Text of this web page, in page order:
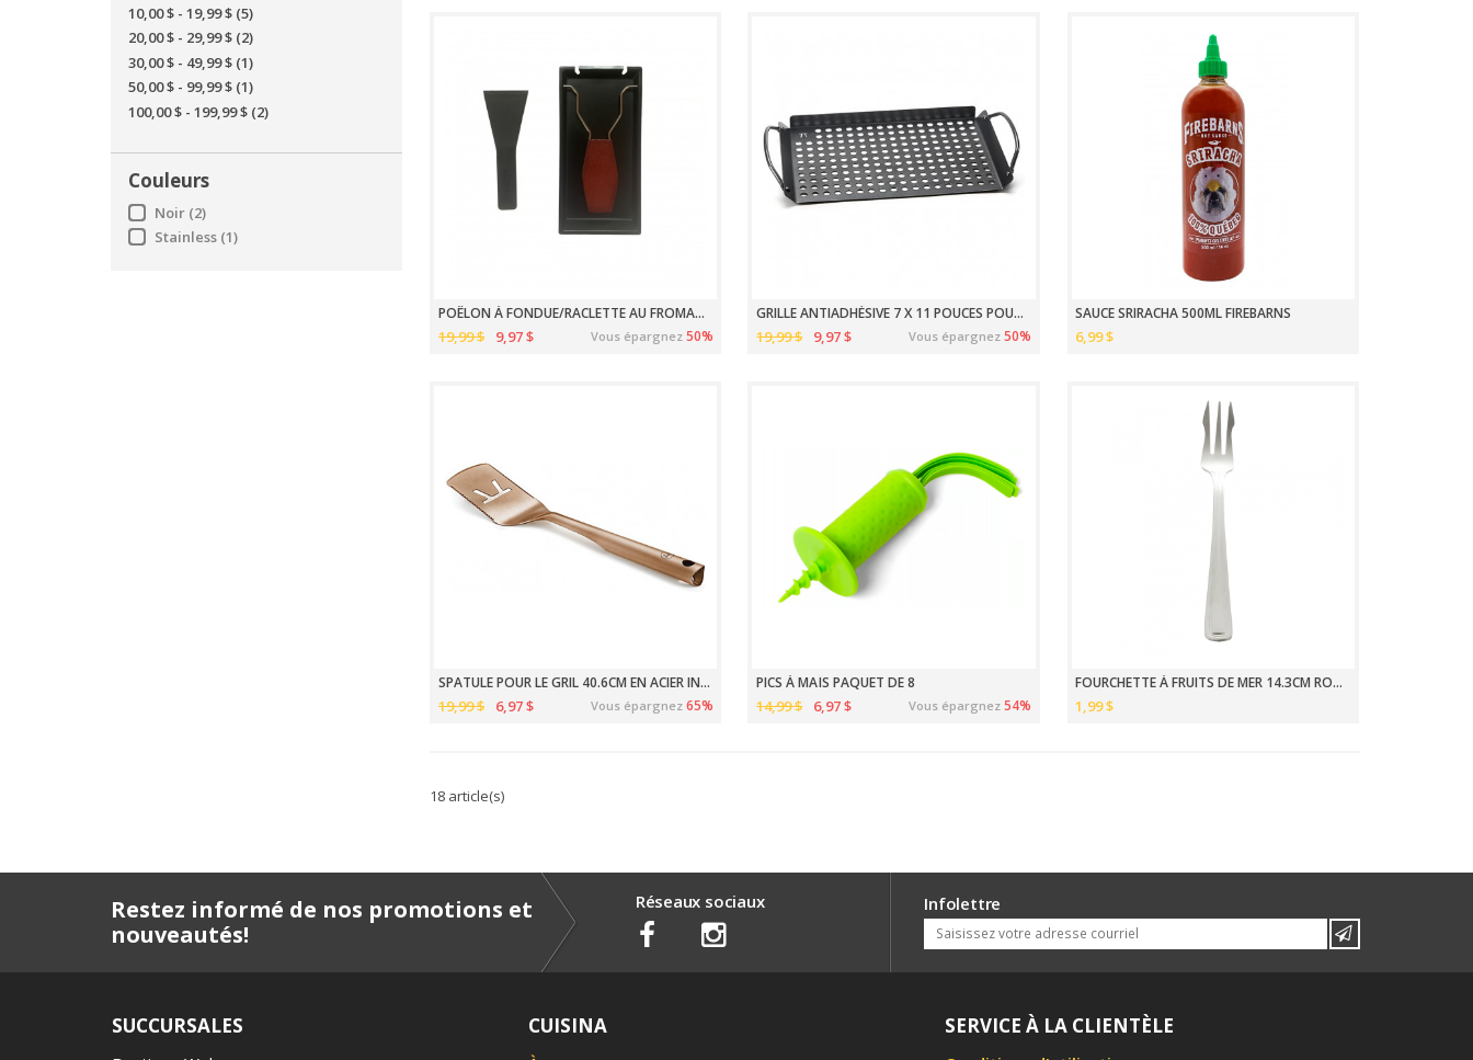
10,00 $ - 19,99 $ (5)
20,00 $ - 29,99 $ (2)
30,00 $ - 49,99 $ (1)
50,00 $ - 99,99 $ (1)
100,00 $ - 199,99 $ (2)
Couleurs
Noir (2)
Stainless (1)
POÊLON À FONDUE/RACLETTE AU FROMAGE POUR BBQ
19,99 $ 9,97 $ Vous épargnez 50%
GRILLE ANTIADHÉSIVE 7 X 11 POUCES POUR BBQ
19,99 $ 9,97 $ Vous épargnez 50%
SAUCE SRIRACHA 500ML FIREBARNS
6,99 $
SPATULE POUR LE GRIL 40.6CM EN ACIER INOX COULEUR CUIVRE
19,99 $ 6,97 $ Vous épargnez 65%
PICS À MAÏS PAQUET DE 8
14,99 $ 6,97 $ Vous épargnez 54%
FOURCHETTE À FRUITS DE MER 14.3CM ROYAL
1,99 $
18 article(s)
Restez informé de nos promotions et
nouveautés!
Réseaux sociaux Infolettre
SUCCURSALES CUISINA SERVICE À LA CLIENTÈLE